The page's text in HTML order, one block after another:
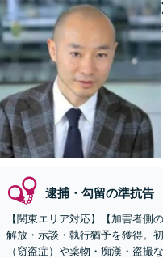
逮捕・勾留の準抗告
【関東エリア対応】【加害者側
解放・示談・執行猶予を獲得。
（窃盗症）や薬物・痴漢・盗撮